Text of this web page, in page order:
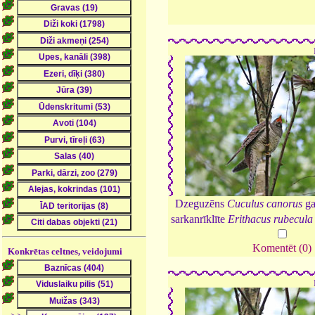
Konkrētas celtnes, veidojumi
Dzeguzēns Cuculus canorus
sarkanrīklīte Erithacus rubecula
Komentēt (0)